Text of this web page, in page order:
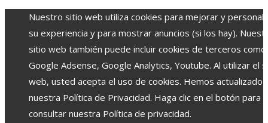
Nuestro sitio web utiliza cookies para mejorar y
su experiencia y para mostrar anuncios (si los hay).
sitio web también puede incluir cookies de terceros como
Google Adsense, Google Analytics, Youtube. Al utilizar el
web, usted acepta el uso de cookies. Hemos actualizado
nuestra Política de Privacidad. Haga clic en el botón para
consultar nuestra Política de privacidad.